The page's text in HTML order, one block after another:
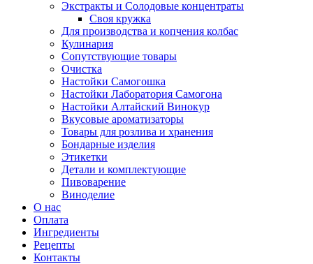
Экстракты и Солодовые концентраты
Своя кружка
Для производства и копчения колбас
Кулинария
Сопутствующие товары
Очистка
Настойки Самогошка
Настойки Лаборатория Самогона
Настойки Алтайский Винокур
Вкусовые ароматизаторы
Товары для розлива и хранения
Бондарные изделия
Этикетки
Детали и комплектующие
Пивоварение
Виноделие
О нас
Оплата
Ингредиенты
Рецепты
Контакты